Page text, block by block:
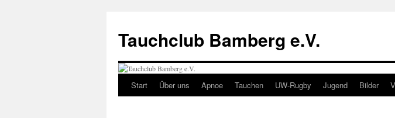
Tauchclub Bamberg e.V.
Start Über uns Apnoe Tauchen UW-Rugby Jugend Bilder